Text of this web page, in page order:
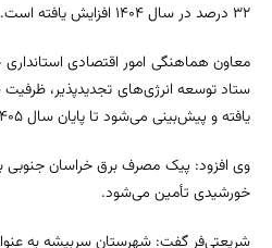
۳۲ درصد در سال ۱۴۰۴ افزایش یافته است.
معاون هماهنگی امور اقتصادی
یافته و پیش‌بینی می‌شود تا پایان سال ۱۴۰۵ این میزان به ۳۰۰ مگاوات برسد.
خورشیدی تأمین می‌شود.
شریعتی‌فر گفت: شهرستان سربیشه به